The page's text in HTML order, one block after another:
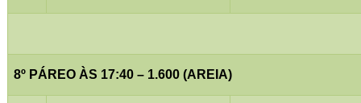
8º PÁREO ÀS 17:40 – 1.600 (AREIA)